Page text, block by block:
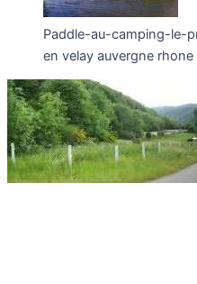
Paddle-au-camping-le-
en velay auvergne rhone